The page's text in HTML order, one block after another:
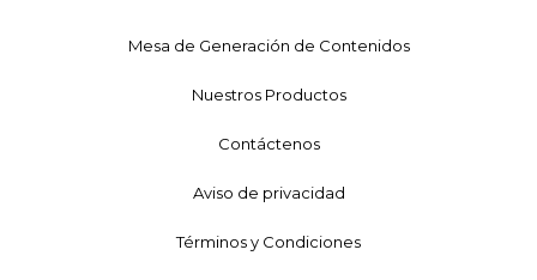
Mesa de Generación de Contenidos
Nuestros Productos
Contáctenos
Aviso de privacidad
Términos y Condiciones